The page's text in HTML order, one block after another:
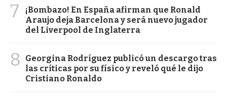
7
¡Bombazo! En España afirman que Ronald
Araujo deja Barcelona y será nuevo jugador
del Liverpool de Inglaterra
8
Georgina Rodríguez publicó un descargo tras
las críticas por su físico y reveló qué le dijo
Cristiano Ronaldo